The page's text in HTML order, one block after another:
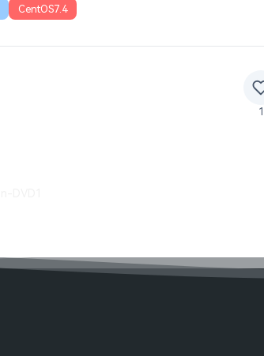
CentOS7.4
1